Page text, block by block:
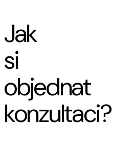
Jak
si
objednat
konzultaci?